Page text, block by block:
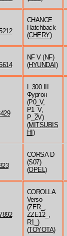
CHANCE
Hatchback
(CHERY)
NF V (NF)
(HYUNDAI )
L 300 III
Фургон
(P0_V,
P1_V,
P_2V)
(MITSUBIS
HI )
CORSA D
(S07)
(OPEL)
COROLLA
Verso
(ZER_,
ZZE12_,
R1_)
(TOYOTA)